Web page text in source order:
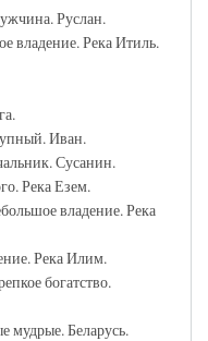
Руслан.
владение. Река Итиль.
Иван.
Сусанин.
Река Езем.
владение. Река
Река Илим.
богатство.
мудрые. Беларусь.